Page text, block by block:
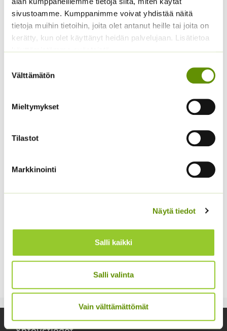
sivustoamme. Kumppanimme voivat yhdistää näitä
tietoja muihin tietoihin, joita olet antanut heille tai joita on
kerätty, kun olet käyttänyt heidän palvelujaan. Lisätietoa
käyttämistämme evästeistä
valinta
Välttämätön
Mieltymykset
Tilastot
Markkinointi
Näytä tiedot
Salli kaikki
Salli valinta
Vain välttämättömät
4,20 €.3,20 €.
Kääpiöauringonkukka
Pacino Mix
Jänönhäntä ’Bunny
Sisältää arvonlisäveron
Pacino Gold
Sisältää arvonlisäveron
sekoitus (noin 100 s.)
3,90